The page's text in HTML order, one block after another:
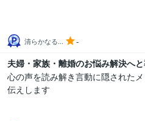
清らかなる... -
夫婦・家族・離婚のお悩み解決へ
心の声を読み解き言動に隠された
伝えします